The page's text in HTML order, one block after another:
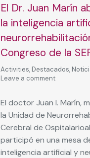
El Dr. Juan Marín
la inteligencia
Congreso de la
Activities, Destacados,
Leave a comment
El doctor Juan I. Marín,
la Unidad de
Cerebral de
participó en una mesa
inteligencia artificial y